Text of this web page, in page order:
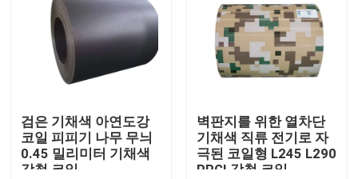
공장 여행
연락주세요
검은 기채색 아연도강
코일 피피기 나무 무늬
0.45 밀리미터 기채색
강철 코일
벽판지를 위한 열차단
기채색 직류 전기로 자
극된 코일형 L245 L290
PPGI 강철 코일